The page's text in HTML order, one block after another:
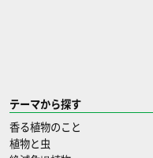
テーマから探す
香る植物のこと
植物と虫